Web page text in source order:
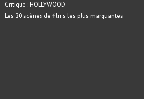
Critique : HOLLYWOOD
Les 20 scènes de films les plus marquantes